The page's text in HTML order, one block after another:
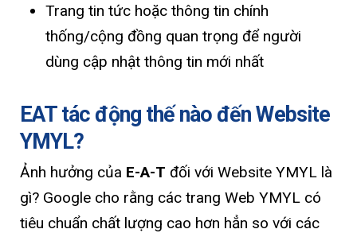
Trang tin tức hoặc thông tin chính
thống/cộng đồng quan trọng để người
dùng cập nhật thông tin mới nhất
EAT tác động thế nào đến Website
YMYL?
Ảnh hưởng của E-A-T đối với Website YMYL là
gì? Google cho rằng các trang Web YMYL có
tiêu chuẩn chất lượng cao hơn hẳn so với các